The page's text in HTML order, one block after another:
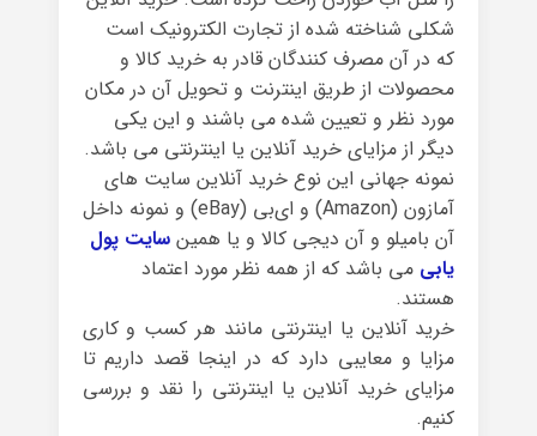
شکلی شناخته شده از تجارت الکترونیک است
که در آن مصرف کنندگان قادر به خرید کالا و
محصولات از طریق اینترنت و تحویل آن در مکان
مورد نظر و تعیین شده می باشند و این یکی
دیگر از مزایای خرید آنلاین یا اینترنتی می باشد.
نمونه جهانی این نوع خرید آنلاین سایت های
آمازون (Amazon) و ای‌بی (eBay) و نمونه داخل
آن بامیلو و آن دیجی کالا و یا همین سایت پول
یابی می باشد که از همه نظر مورد اعتماد
هستند.
خرید آنلاین یا اینترنتی مانند هر کسب و کاری
مزایا و معایبی دارد که در اینجا قصد داریم تا
مزایای خرید آنلاین یا اینترنتی را نقد و بررسی
کنیم.